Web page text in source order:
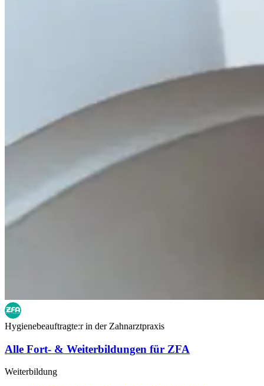
Hygienebeauftragte:r in der Zahnarztpraxis
Alle Fort- & Weiterbildungen für ZFA
Weiterbildung